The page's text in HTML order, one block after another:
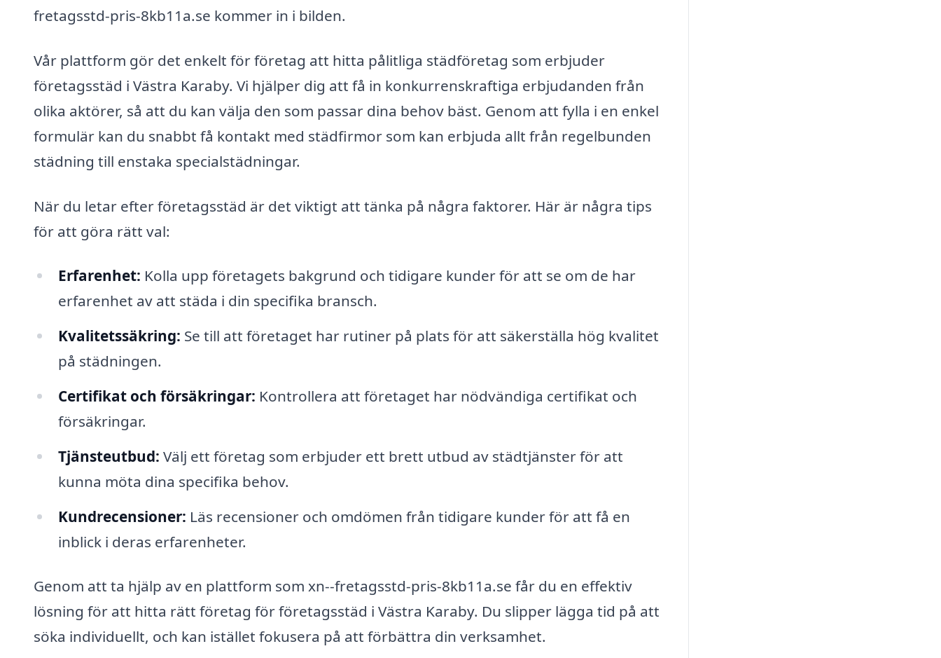
fretagsstd-pris-8kb11a.se kommer in i bilden.
Vår plattform gör det enkelt för företag att hitta pålitliga städföretag som erbjuder
företagsstäd i Västra Karaby. Vi hjälper dig att få in konkurrenskraftiga erbjudanden från
olika aktörer, så att du kan välja den som passar dina behov bäst. Genom att fylla i en enkel
formulär kan du snabbt få kontakt med städfirmor som kan erbjuda allt från regelbunden
städning till enstaka specialstädningar.
När du letar efter företagsstäd är det viktigt att tänka på några faktorer. Här är några tips
för att göra rätt val:
Erfarenhet: Kolla upp företagets bakgrund och tidigare kunder för att se om de har
erfarenhet av att städa i din specifika bransch.
Kvalitetssäkring: Se till att företaget har rutiner på plats för att säkerställa hög kvalitet
på städningen.
Certifikat och försäkringar: Kontrollera att företaget har nödvändiga certifikat och
försäkringar.
Tjänsteutbud: Välj ett företag som erbjuder ett brett utbud av städtjänster för att
kunna möta dina specifika behov.
Kundrecensioner: Läs recensioner och omdömen från tidigare kunder för att få en
inblick i deras erfarenheter.
Genom att ta hjälp av en plattform som xn--fretagsstd-pris-8kb11a.se får du en effektiv
lösning för att hitta rätt företag för företagsstäd i Västra Karaby. Du slipper lägga tid på att
söka individuellt, och kan istället fokusera på att förbättra din verksamhet.